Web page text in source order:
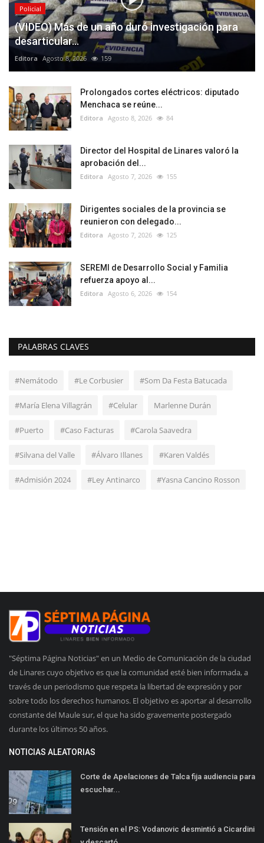
Policial
(VIDEO) Más de un año duró investigación para
desarticular...
Editora Agosto 8, 2026 159
Prolongados cortes eléctricos: diputado
Menchaca se reúne...
Editora Agosto 8, 2026 84
Director del Hospital de Linares valoró la
aprobación del...
Editora Agosto 7, 2026 155
Dirigentes sociales de la provincia se
reunieron con delegado...
Editora Agosto 7, 2026 125
SEREMI de Desarrollo Social y Familia
refuerza apoyo al...
Editora Agosto 6, 2026 154
PALABRAS CLAVES
#Nemátodo #Le Corbusier #Som Da Festa Batucada
#María Elena Villagrán #Celular Marlenne Durán
#Puerto #Caso Facturas #Carola Saavedra
#Silvana del Valle #Álvaro Illanes #Karen Valdés
#Admisión 2024 #Ley Antinarco #Yasna Cancino Rosson
"Séptima Página Noticias" en un Medio de Comunicación de la ciudad
de Linares cuyo objetivo es que la comunidad esté bien informada, a
través de un periodismo que respeta la libertad de expresión y por
sobre todo los derechos humanos. El objetivo es aportar al desarrollo
constante del Maule sur, el que ha sido gravemente postergado
durante los últimos 50 años.
NOTICIAS ALEATORIAS
Corte de Apelaciones de Talca fija audiencia para
escuchar...
Tensión en el PS: Vodanovic desmintió a Cicardini